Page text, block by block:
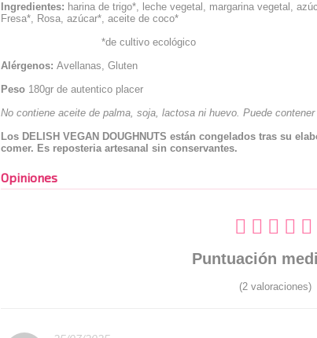
Ingredientes: harina de trigo*, leche vegetal, margarina vegetal,
Fresa*, Rosa, azúcar*, aceite de coco*
*de cultivo ecológico
Alérgenos: Avellanas, Gluten
Peso 180gr de autentico placer
No contiene aceite de palma, soja, lactosa ni huevo. Puede
Los DELISH VEGAN DOUGHNUTS están congelados tras su
comer. Es reposteria artesanal sin conservantes.
Opiniones
Puntuación
(2 valoraciones)